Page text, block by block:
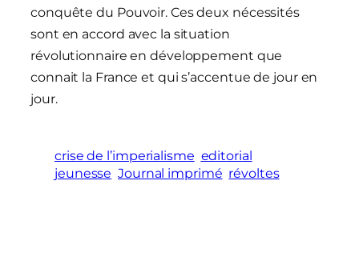
conquête du Pouvoir. Ces deux nécessités
sont en accord avec la situation
révolutionnaire en développement que
connait la France et qui s’accentue de jour en
jour.
crise de l’imperialisme editorial
jeunesse Journal imprimé révoltes